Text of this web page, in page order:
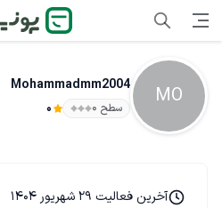
MO
Mohammadmm2004
سطح ۰ 0
آخرین فعالیت 29 شهریور 1404